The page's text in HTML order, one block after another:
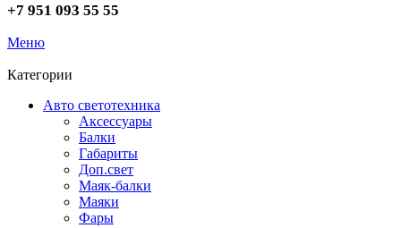
+7 951 093 55 55
Меню
Категории
Авто светотехника
Аксессуары
Балки
Габариты
Доп.свет
Маяк-балки
Маяки
Фары